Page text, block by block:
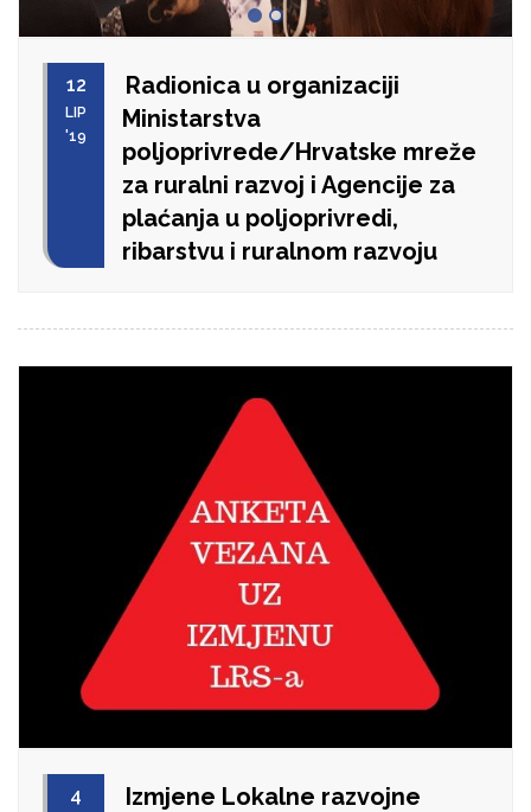
12
LIP
'19
Radionica u organizaciji
Ministarstva
poljoprivrede/Hrvatske mreže
za ruralni razvoj i Agencije za
plaćanja u poljoprivredi,
ribarstvu i ruralnom razvoju
4
Izmjene Lokalne razvojne